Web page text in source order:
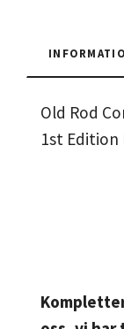
Old Rod
1st Edition